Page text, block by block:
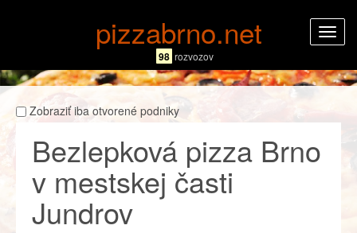
pizzabrno.net
98 rozvozov
Zobraziť iba otvorené podniky
Bezlepková pizza Brno
v mestskej časti
Jundrov